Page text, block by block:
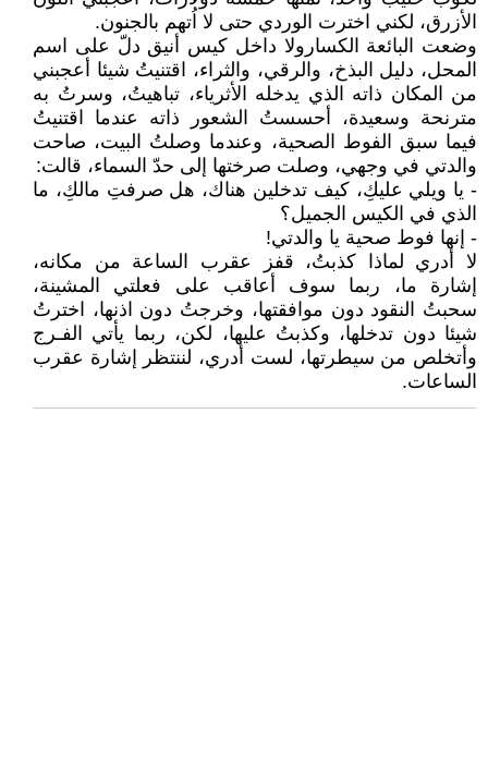
الأزرق، لكني اخترت الوردي حتى لا اُتهم بالجنون.
وضعت البائعة الكسارولا داخل كيس أنيق دلّ على اسم
المحل، دليل البذخ، والرقي، والثراء، اقتنيتُ شيئا أعجبني
من المكان ذاته الذي يدخله الأثرياء، تباهيتُ، وسرتُ به
مترنحة وسعيدة، أحسستُ الشعور ذاته عندما اقتنيتُ
فيما سبق الفوط الصحية، وعندما وصلتُ البيت، صاحت
والدتي في وجهي، وصلت صرختها إلى حدّ السماء، قالت:
- يا ويلي عليكِ، كيف تدخلين هناك، هل صرفتِ مالكِ، ما
الذي في الكيس الجميل؟
- إنها فوط صحية يا والدتي!
لا أدري لماذا كذبتُ، قفز عقرب الساعة من مكانه،
إشارة ما، ربما سوف أعاقب على فعلتي المشينة،
سحبتُ النقود دون موافقتها، وخرجتُ دون اذنها، اخترتُ
شيئا دون تدخلها، وكذبتُ عليها، لكن، ربما يأتي الفـرج
وأتخلص من سيطرتها، لست أدري، لننتظر إشارة عقرب
الساعات.